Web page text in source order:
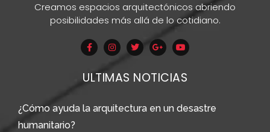
Creamos espacios arquitectónicos abriendo
posibilidades más allá de lo cotidiano.
ULTIMAS NOTICIAS
¿Cómo ayuda la arquitectura en un desastre
humanitario?